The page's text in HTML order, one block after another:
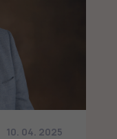
10. 04. 2025